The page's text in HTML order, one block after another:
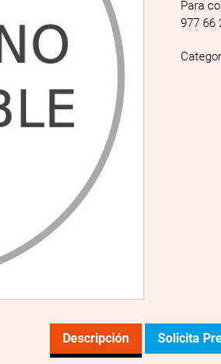
Para
977 66
Descripción Solicita